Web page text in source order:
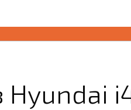
Hyundai